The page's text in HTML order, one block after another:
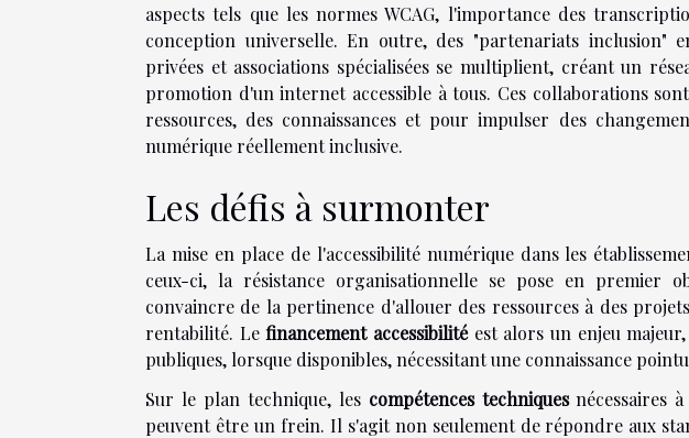
aspects tels que les normes WCAG, l'importance des
conception universelle. En outre, des "partenariats inclusion"
privées et associations spécialisées se multiplient, créant un
promotion d'un internet accessible à tous. Ces collaborations
ressources, des connaissances et pour impulser des
numérique réellement inclusive.
Les défis à surmonter
La mise en place de l'accessibilité numérique dans les
ceux-ci, la résistance organisationnelle se pose en premier
convaincre de la pertinence d'allouer des ressources à des
rentabilité. Lefinancement accessibilitéest alors un enjeu
publiques, lorsque disponibles, nécessitant une connaissance
Sur le plan technique, les compétences techniquesnécessaires
peuvent être un frein. Il s'agit non seulement de répondre aux